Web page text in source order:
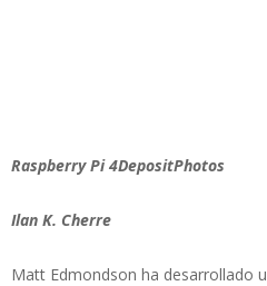
Raspberry Pi 4DepositPhotos
Ilan K. Cherre
Matt Edmondson ha desarrollado